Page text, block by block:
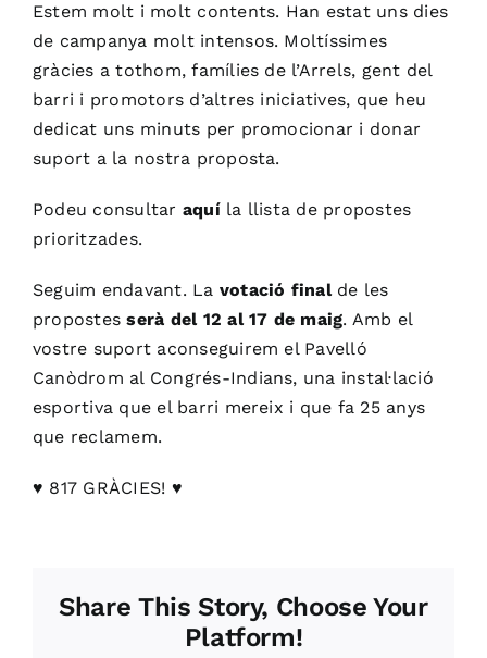
Estem molt i molt contents. Han estat uns dies
de campanya molt intensos. Moltíssimes
gràcies a tothom, famílies de l’Arrels, gent del
barri i promotors d’altres iniciatives, que heu
dedicat uns minuts per promocionar i donar
suport a la nostra proposta.
Podeu consultar aquíla llista de propostes
prioritzades.
Seguim endavant. La votació finalde les
propostes serà del 12 al 17 de maig. Amb el
vostre suport aconseguirem el Pavelló
Canòdrom al Congrés-Indians, una instal·lació
esportiva que el barri mereix i que fa 25 anys
que reclamem.
♥️ 817 GRÀCIES! ♥️
Share This Story, Choose Your
Platform!